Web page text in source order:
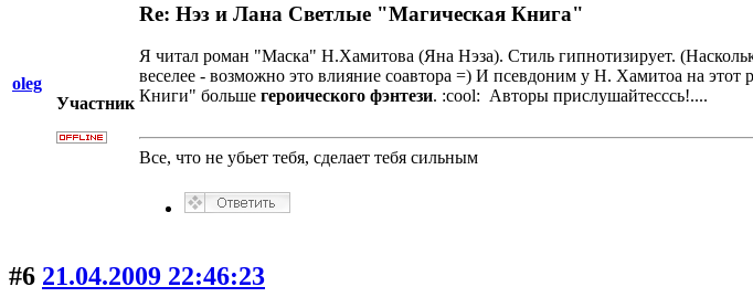
oleg
Участник
Re: Нэз и Лана Светлые "Магическая Книга"
Я читал роман "Маска" Н.Хамитова (Яна Нэза). Стиль гипнотизирует.
веселее - возможно это влияние соавтора =) И псевдоним у Н. Хамитоа на
Книги" больше героического фэнтези. :cool: Авторы прислушайтесссь!....
Все, что не убьет тебя, сделает тебя сильным
#6 21.04.2009 22:46:23